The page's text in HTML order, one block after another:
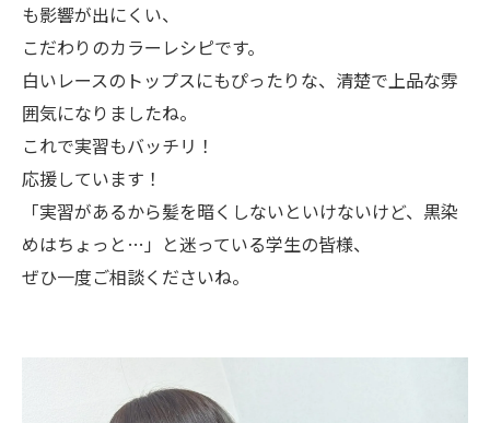
も影響が出にくい、
こだわりのカラーレシピです。
白いレースのトップスにもぴったりな、清楚で上品な雰
囲気になりましたね。
これで実習もバッチリ！
応援しています！
「実習があるから髪を暗くしないといけないけど、黒染
めはちょっと…」と迷っている学生の皆様、
ぜひ一度ご相談くださいね。